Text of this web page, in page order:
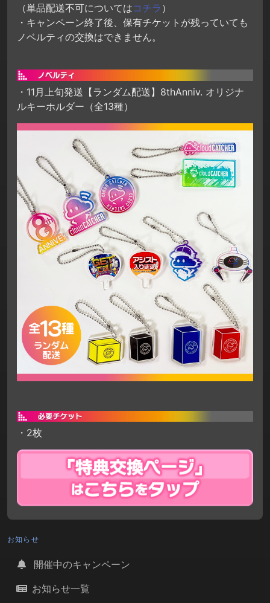
（単品配送不可についてはコチラ ）
・キャンペーン終了後、保有チケットが残っていても
ノベルティの交換はできません。
・11月上旬発送【ランダム配送】8thAnniv. オリジナ
ルキーホルダー（全13種）
・2枚
お知らせ
開催中のキャンペーン
お知らせ一覧